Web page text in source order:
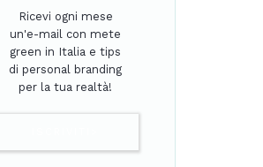
Ricevi ogni mese
un'e-mail con mete
green in Italia e tips
di personal branding
per la tua realtà!